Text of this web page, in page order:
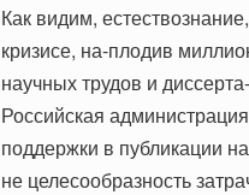
Как видим,
кризисе, на-плодив
научных трудов и
Российская
поддержки в публикации
не целесообразность